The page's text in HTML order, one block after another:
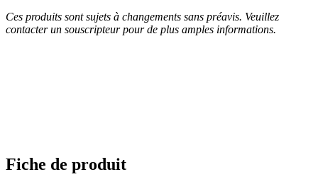
Ces produits sont sujets à changements sans préavis. Veuillez
contacter un souscripteur pour de plus amples informations.
Fiche de produit